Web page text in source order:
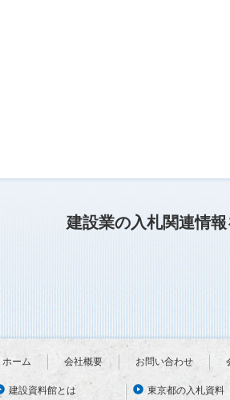
建設業の入札関連情
ホーム 会社概要 お問い合わせ
建設資料館とは 東京都の入札資料